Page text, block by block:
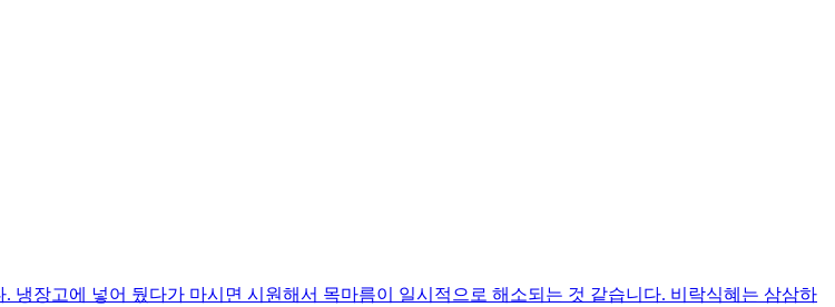
장고에 넣어 뒀다가 마시면 시원해서 목마름이 일시적으로 해소되는 것 같습니다. 비락식혜는 삼삼하